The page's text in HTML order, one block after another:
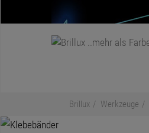
Brillux Werkzeuge